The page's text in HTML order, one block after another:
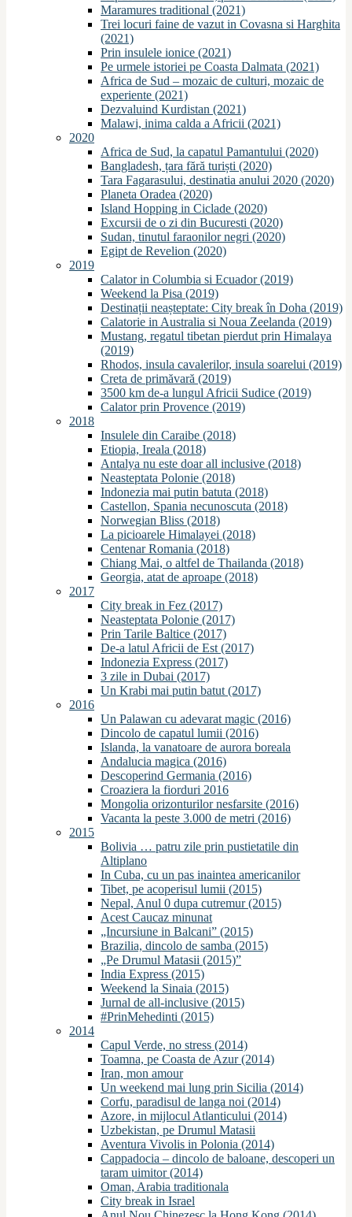
Maramures traditional (2021)
Trei locuri faine de vazut in Covasna si Harghita
(2021)
Prin insulele ionice (2021)
Pe urmele istoriei pe Coasta Dalmata (2021)
Africa de Sud – mozaic de culturi, mozaic de
experiente (2021)
Dezvaluind Kurdistan (2021)
Malawi, inima calda a Africii (2021)
2020
Africa de Sud, la capatul Pamantului (2020)
Bangladesh, țara fără turiști (2020)
Tara Fagarasului, destinatia anului 2020 (2020)
Planeta Oradea (2020)
Island Hopping in Ciclade (2020)
Excursii de o zi din Bucuresti (2020)
Sudan, tinutul faraonilor negri (2020)
Egipt de Revelion (2020)
2019
Calator in Columbia si Ecuador (2019)
Weekend la Pisa (2019)
Destinații neașteptate: City break în Doha (2019)
Calatorie in Australia si Noua Zeelanda (2019)
Mustang, regatul tibetan pierdut prin Himalaya
(2019)
Rhodos, insula cavalerilor, insula soarelui (2019)
Creta de primăvară (2019)
3500 km de-a lungul Africii Sudice (2019)
Calator prin Provence (2019)
2018
Insulele din Caraibe (2018)
Etiopia, Ireala (2018)
Antalya nu este doar all inclusive (2018)
Neasteptata Polonie (2018)
Indonezia mai putin batuta (2018)
Castellon, Spania necunoscuta (2018)
Norwegian Bliss (2018)
La picioarele Himalayei (2018)
Centenar Romania (2018)
Chiang Mai, o altfel de Thailanda (2018)
Georgia, atat de aproape (2018)
2017
City break in Fez (2017)
Neasteptata Polonie (2017)
Prin Tarile Baltice (2017)
De-a latul Africii de Est (2017)
Indonezia Express (2017)
3 zile in Dubai (2017)
Un Krabi mai putin batut (2017)
2016
Un Palawan cu adevarat magic (2016)
Dincolo de capatul lumii (2016)
Islanda, la vanatoare de aurora boreala
Andalucia magica (2016)
Descoperind Germania (2016)
Croaziera la fiorduri 2016
Mongolia orizonturilor nesfarsite (2016)
Vacanta la peste 3.000 de metri (2016)
2015
Bolivia … patru zile prin pustietatile din
Altiplano
In Cuba, cu un pas inaintea americanilor
Tibet, pe acoperisul lumii (2015)
Nepal, Anul 0 dupa cutremur (2015)
Acest Caucaz minunat
„Incursiune in Balcani” (2015)
Brazilia, dincolo de samba (2015)
„Pe Drumul Matasii (2015)”
India Express (2015)
Weekend la Sinaia (2015)
Jurnal de all-inclusive (2015)
#PrinMehedinti (2015)
2014
Capul Verde, no stress (2014)
Toamna, pe Coasta de Azur (2014)
Iran, mon amour
Un weekend mai lung prin Sicilia (2014)
Corfu, paradisul de langa noi (2014)
Azore, in mijlocul Atlanticului (2014)
Uzbekistan, pe Drumul Matasii
Aventura Vivolis in Polonia (2014)
Cappadocia – dincolo de baloane, descoperi un
taram uimitor (2014)
Oman, Arabia traditionala
City break in Israel